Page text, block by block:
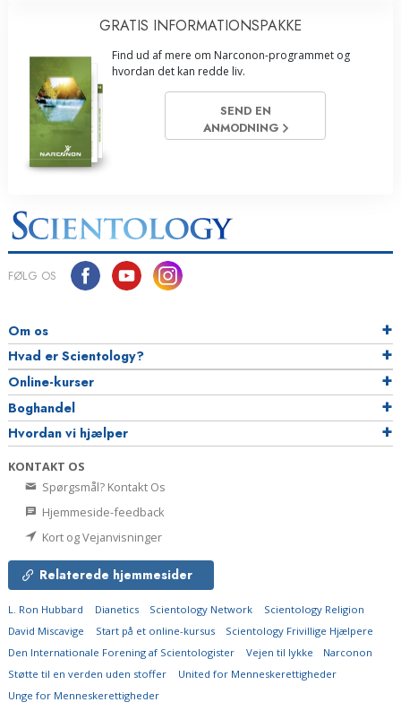
GRATIS INFORMATIONS­PAKKE
Find ud af mere om Narconon-programmet og
hvordan det kan redde liv.
SEND EN
ANMODNING
FØLG OS
Om os
Hvad er Scientology?
Online-kurser
Boghandel
Hvordan vi hjælper
KONTAKT OS
Spørgsmål? Kontakt Os
Hjemmeside-feedback
Kort og Vejanvisninger
Relaterede hjemmesider
L. Ron Hubbard Dianetics Scientology Network
Scientology Religion
David Miscavige
Start på et online-kursus
Scientology Frivillige Hjælpere
Den Internationale Forening af Scientologister
Vejen til lykke
Narconon
Støtte til en verden uden stoffer
United for Menneskerettigheder
Unge for Menneskerettigheder